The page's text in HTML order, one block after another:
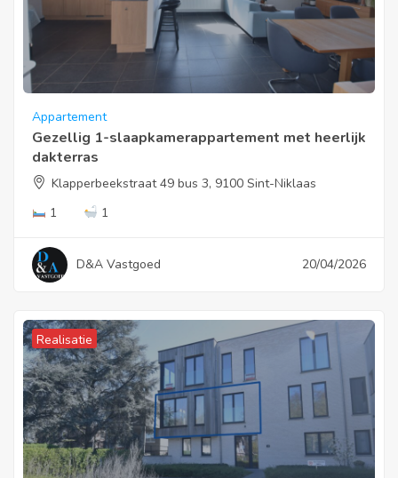
Appartement
Gezellig 1-slaapkamerappartement met heerlijk
dakterras
Klapperbeekstraat 49 bus 3, 9100 Sint-Niklaas
1
1
D&A Vastgoed 20/04/2026
Realisatie